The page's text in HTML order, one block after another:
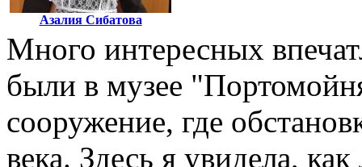
Азалия Сибатова
Много интересных
были в музее
сооружение, где
века. Здесь я увидела,